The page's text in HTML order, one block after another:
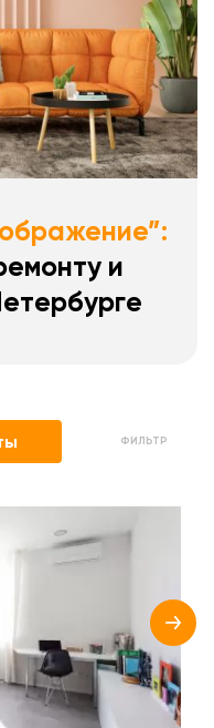
и
ФИЛЬТР